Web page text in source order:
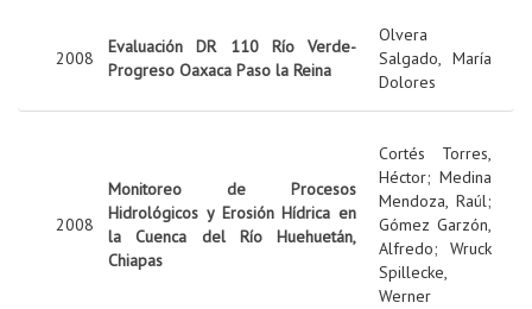
2008
Evaluación DR 110 Río Verde-
Progreso Oaxaca Paso la Reina
Olvera
Salgado, María
Dolores
2008
Monitoreo de Procesos
Hidrológicos y Erosión Hídrica en
la Cuenca del Río Huehuetán,
Chiapas
Cortés Torres,
Héctor; Medina
Mendoza, Raúl;
Gómez Garzón,
Alfredo; Wruck
Spillecke,
Werner